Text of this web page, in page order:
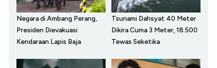
Negara di Ambang Perang,
Presiden Dievakuasi
Kendaraan Lapis Baja
Tsunami Dahsyat 40 Meter
Dikira Cuma 3 Meter, 18.500
Tewas Seketika